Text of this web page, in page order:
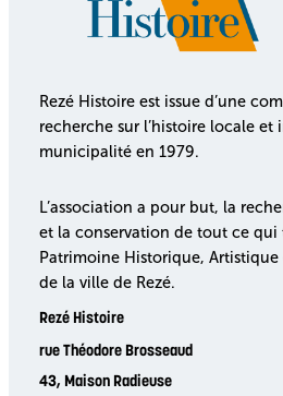
Rezé Histoire est issue d’une
recherche sur l’histoire locale et
municipalité en 1979.
L’association a pour but, la
et la conservation de tout ce qui
Patrimoine Historique,
de la ville de Rezé.
Rezé Histoire
rue Théodore Brosseaud
43, Maison Radieuse